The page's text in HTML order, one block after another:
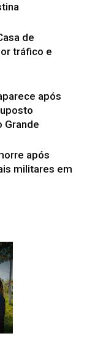
de
tráfico e
após
Grande
após
militares em